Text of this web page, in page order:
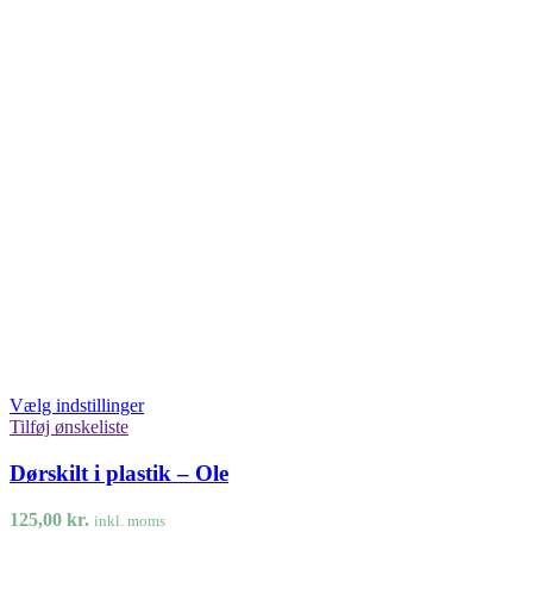
Vælg indstillinger
Tilføj ønskeliste
Dørskilt i plastik – Ole
125,00 kr. inkl. moms